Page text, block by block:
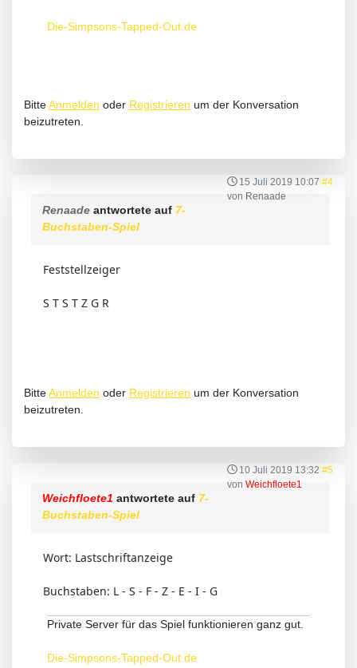
Die-Simpsons-Tapped-Out.de
BitteAnmelden oder Registrieren um der Konversation
beizutreten.
15 Juli 2019 10:07 #4
von Renaade
Renaade antwortete auf 7-
Buchstaben-Spiel
Feststellzeiger
S T S T Z G R
BitteAnmelden oder Registrieren um der Konversation
beizutreten.
10 Juli 2019 13:32 #5
von Weichfloete1
Weichfloete1 antwortete auf 7-
Buchstaben-Spiel
Wort: Lastschriftanzeige
Buchstaben: L - S - F - Z - E - I - G
Private Server für das Spiel funktionieren ganz gut.
Die-Simpsons-Tapped-Out.de